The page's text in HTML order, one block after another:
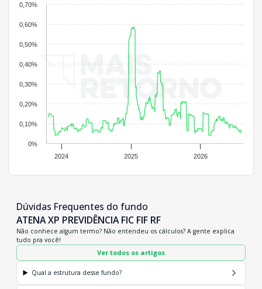
2024 2025 2026
0%
0,10%
0,20%
0,30%
0,40%
0,50%
0,60%
0,70%
Dúvidas Frequentes do fundo
ATENA XP PREVIDÊNCIA FIC FIF RF
Não conhece algum termo? Não entendeu os cálculos? A gente explica
tudo pra você!
Ver todos os artigos
Qual a estrutura desse fundo?